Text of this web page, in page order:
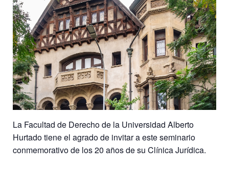
La Facultad de Derecho de la Universidad Alberto
Hurtado tiene el agrado de invitar a este seminario
conmemorativo de los 20 años de su Clínica Jurídica.